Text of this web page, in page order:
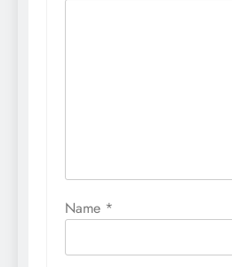
Name *